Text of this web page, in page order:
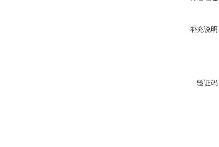
补充说明
验证码